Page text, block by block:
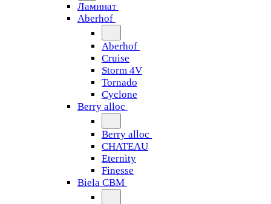
Ламинат
Aberhof
Aberhof
Cruise
Storm 4V
Tornado
Сyclone
Berry alloc
Berry alloc
CHATEAU
Eternity
Finesse
Biela CBM